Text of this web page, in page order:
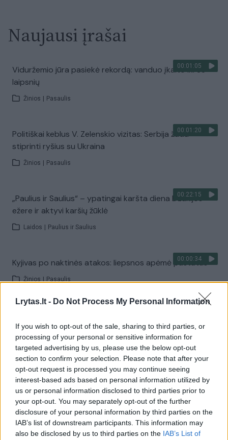
Lrytas.lt - Do Not Process My Personal Information
If you wish to opt-out of the sale, sharing to third parties, or
processing of your personal or sensitive information for
targeted advertising by us, please use the below opt-out
section to confirm your selection. Please note that after your
opt-out request is processed you may continue seeing
interest-based ads based on personal information utilized by
us or personal information disclosed to third parties prior to
your opt-out. You may separately opt-out of the further
disclosure of your personal information by third parties on the
IAB’s list of downstream participants. This information may
also be disclosed by us to third parties on the IAB’s List of
Naujausi įrašai
00:01:05
Viduržemio jūra pasiekė rekordą: vanduo įkaito iki 33
laipsnių
Žinios Pasaulis
00:01:20
Politiškai keblus V. Zelenskio vizitas: Serbija žada
stiprinti ryšius su Ukraina
Žinios Pasaulis
00:22:15
„Paulius ir Saulius“ – ypatingai karšta diena Dzūkijos
ežere ir aktyvi karšių žūklė
Laidos Paulius ir Saulius
00:00:34
Kyjivas po naktinės atakos: liepsnos apėmė pastatus
Žinios Pasaulis
Žiūrimiausi įrašai
00:00:30
Vaizdai iš tragiškos avarijos Vilniaus r.: dviejų moterų ir
vaiko gyvybių išgelbėti nepavyko
Žinios Lietuvos diena